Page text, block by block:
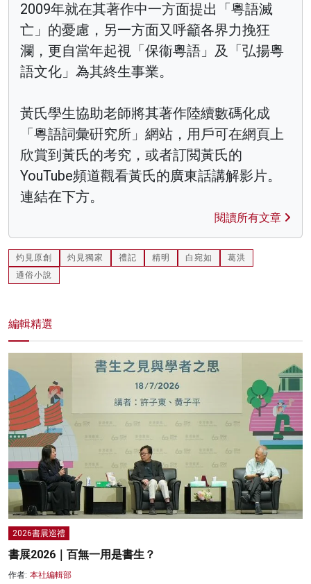
2009年就在其著作中一方面提出「粵語滅
亡」的憂慮，另一方面又呼籲各界力挽狂
瀾，更自當年起視「保衞粵語」及「弘揚粵
語文化」為其終生事業。
黃氏學生協助老師將其著作陸續數碼化成
「粵語詞彙硏究所」網站，用戶可在網頁上
欣賞到黃氏的考究，或者訂閲黃氏的
YouTube頻道觀看黃氏的廣東話講解影片。
連結在下方。
閱讀所有文章
灼見原創 灼見獨家 禮記 精明 白宛如
葛洪
通俗小說
編輯精選
2026書展巡禮
書展2026｜百無一用是書生？
作者: 本社編輯部